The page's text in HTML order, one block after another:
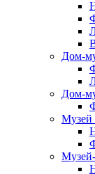
Дом-
Дом-
Музей